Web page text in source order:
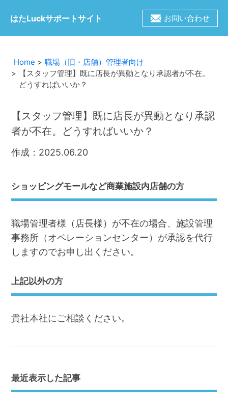
はたLuckサポートサイト お問い合わせ
Home
職場（旧・店舗）管理者向け
【スタッフ管理】既に店長が異動となり承認者が不在。
どうすればいいか？
【スタッフ管理】既に店長が異動となり承認
者が不在。どうすればいいか？
作成：2025.06.20
ショッピングモールなど商業施設内店舗の方
職場管理者様（店長様）が不在の場合、施設管理
事務所（オペレーションセンター）が承認を代行
しますのでお申し出ください。
上記以外の方
貴社本社にご相談ください。
最近表示した記事